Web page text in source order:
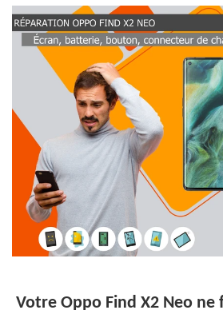
Votre Oppo Find X2 Neo